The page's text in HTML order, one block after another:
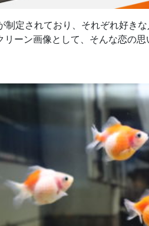
定されており、それぞれ好き
ーン画像として、そんな恋の